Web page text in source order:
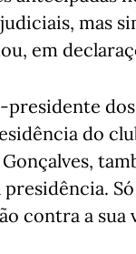
mas
em
do
contra a sua